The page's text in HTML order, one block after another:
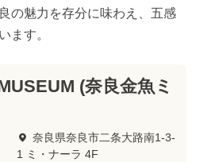
の魅力を存分に味わえ、五感
ます。
(奈良金魚ミ
奈良県奈良市二条大路南1-3-
1 ミ・ナーラ 4F